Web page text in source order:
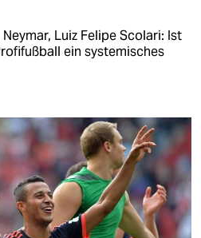
Luiz Felipe Scolari: Ist
ein systemisches